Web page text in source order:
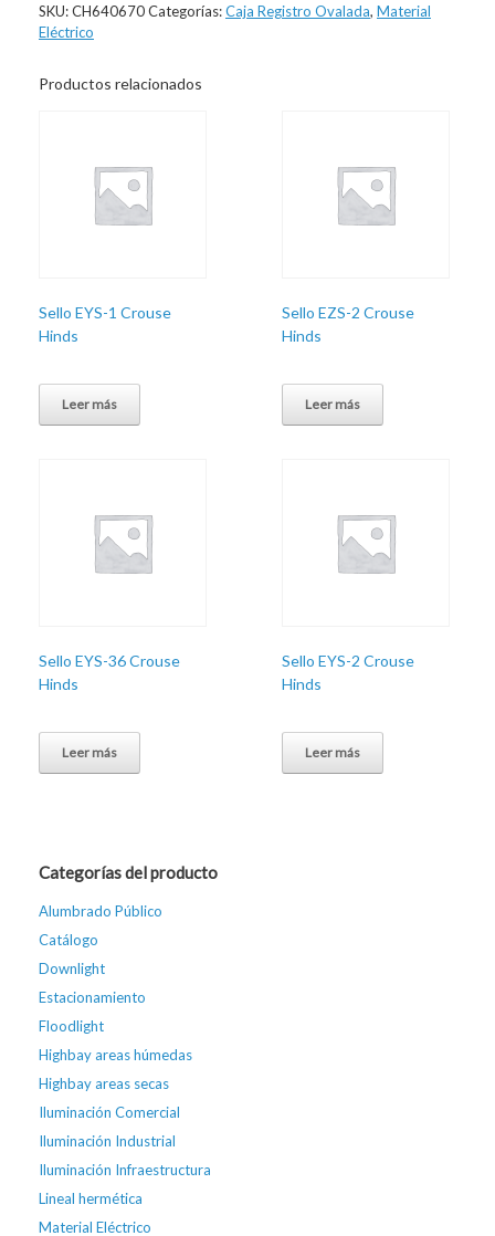
SKU:CH640670Categorías:Caja Registro Ovalada, Material
Eléctrico
Productos relacionados
Sello EYS-1 Crouse
Hinds
Leer más
Sello EZS-2 Crouse
Hinds
Leer más
Sello EYS-36 Crouse
Hinds
Leer más
Sello EYS-2 Crouse
Hinds
Leer más
Categorías del producto
Alumbrado Público
Catálogo
Downlight
Estacionamiento
Floodlight
Highbay areas húmedas
Highbay areas secas
Iluminación Comercial
Iluminación Industrial
Iluminación Infraestructura
Lineal hermética
Material Eléctrico